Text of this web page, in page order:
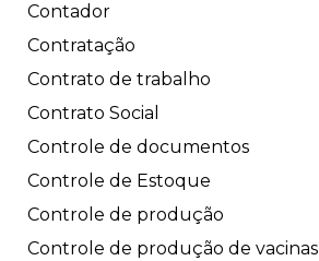
Contador
Contratação
Contrato de trabalho
Contrato Social
Controle de documentos
Controle de Estoque
Controle de produção
Controle de produção de vacinas